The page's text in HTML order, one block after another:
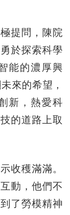
提問，陳院
於探索科學
能的濃厚興
來的希望，
新，熱愛科
的道路上取
穫滿滿。
動，他們不
了勞模精神